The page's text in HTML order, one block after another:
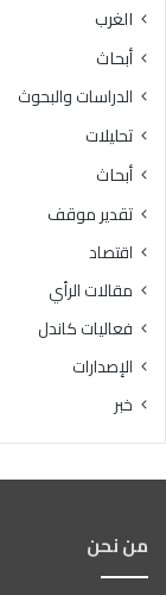
الغرب
أبحاث
الدراسات والبحوث
تحليلات
أبحاث
تقدير موقف
اقتصاد
مقالات الرأي
فعاليات كاندل
الإصدارات
خبر
من نحن